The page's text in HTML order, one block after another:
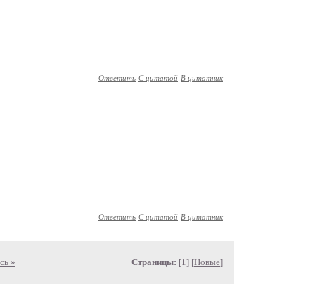
Ответить С цитатой В цитатник
Ответить С цитатой В цитатник
» Страницы: [1] [Новые]